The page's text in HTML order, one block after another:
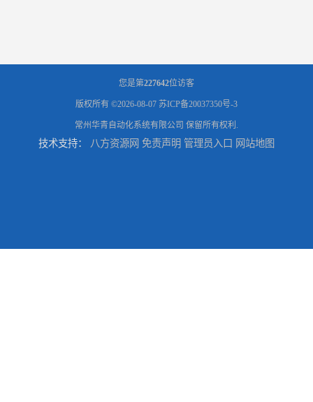
您是第227642位访客
版权所有 ©2026-08-07 苏ICP备20037350号-3
常州华青自动化系统有限公司 保留所有权利.
技术支持： 八方资源网 免责声明 管理员入口 网站地图